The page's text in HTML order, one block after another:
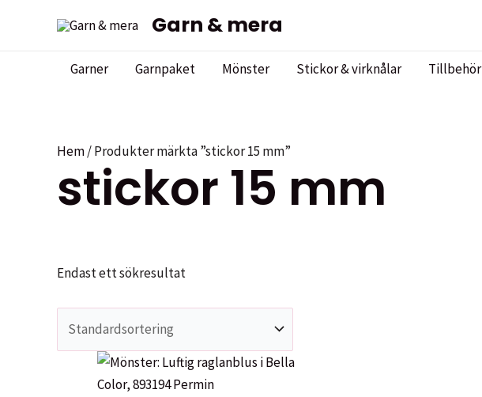
Garn & mera
Garner Garnpaket Mönster Stickor & virknålar Tillbehör
Hem/ Produkter märkta ”stickor 15 mm”
stickor 15 mm
Endast ett sökresultat